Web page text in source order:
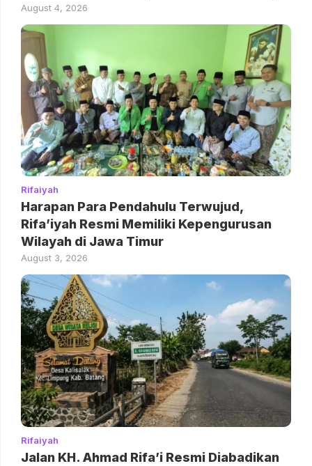
August 4, 2026
Rifaiyah
Harapan Para Pendahulu Terwujud,
Rifa’iyah Resmi Memiliki Kepengurusan
Wilayah di Jawa Timur
August 3, 2026
Rifaiyah
Jalan KH. Ahmad Rifa’i Resmi Diabadikan